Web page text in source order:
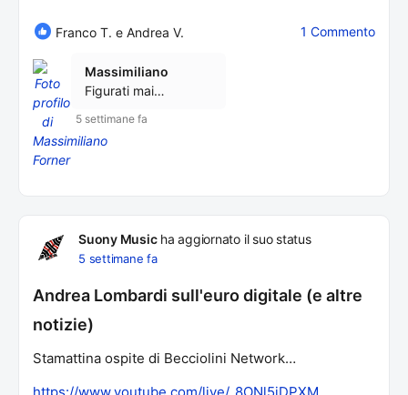
Franco T. e Andrea V. 1 Commento
Massimiliano
Figurati mai…
5 settimane fa
Suony Musicha aggiornato il suo status
5 settimane fa
Andrea Lombardi sull'euro digitale (e altre
notizie)
Stamattina ospite di Becciolini Network…